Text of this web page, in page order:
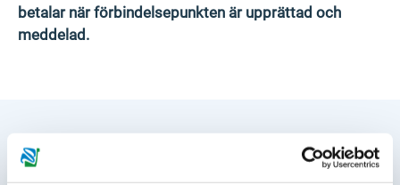
betalar när förbindelsepunkten är upprättad och
meddelad.
Anläggningsavgifter